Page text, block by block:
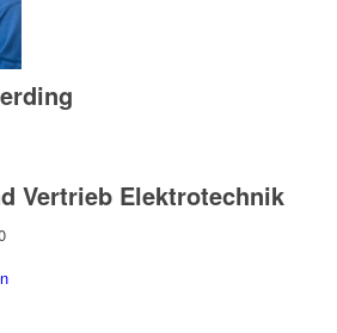
Vertrieb Elektrotechnik